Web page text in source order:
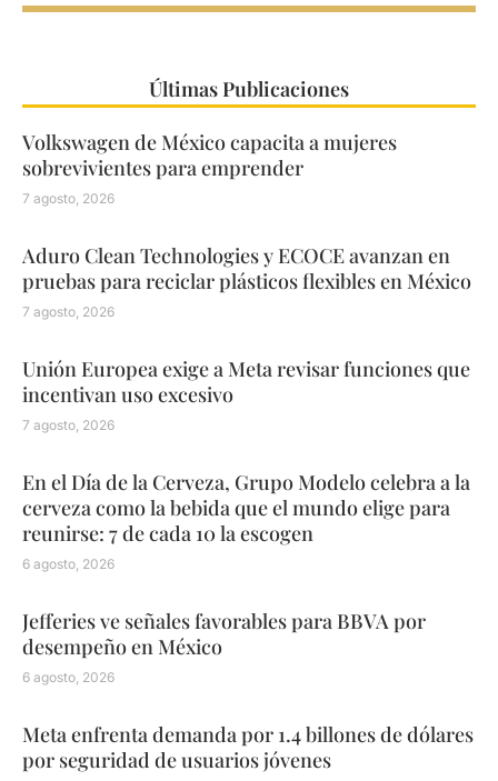
Últimas Publicaciones
Volkswagen de México capacita a mujeres
sobrevivientes para emprender
7 agosto, 2026
Aduro Clean Technologies y ECOCE avanzan en
pruebas para reciclar plásticos flexibles en México
7 agosto, 2026
Unión Europea exige a Meta revisar funciones que
incentivan uso excesivo
7 agosto, 2026
En el Día de la Cerveza, Grupo Modelo celebra a la
cerveza como la bebida que el mundo elige para
reunirse: 7 de cada 10 la escogen
6 agosto, 2026
Jefferies ve señales favorables para BBVA por
desempeño en México
6 agosto, 2026
Meta enfrenta demanda por 1.4 billones de dólares
por seguridad de usuarios jóvenes